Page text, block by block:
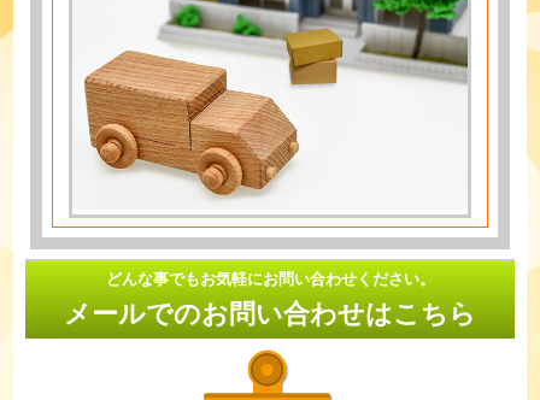
どんな事でもお気軽にお問い合わせください。
メールでのお問い合わせはこちら